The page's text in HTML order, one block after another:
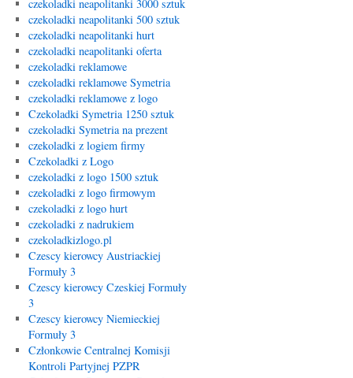
czekoladki neapolitanki 3000 sztuk
czekoladki neapolitanki 500 sztuk
czekoladki neapolitanki hurt
czekoladki neapolitanki oferta
czekoladki reklamowe
czekoladki reklamowe Symetria
czekoladki reklamowe z logo
Czekoladki Symetria 1250 sztuk
czekoladki Symetria na prezent
czekoladki z logiem firmy
Czekoladki z Logo
czekoladki z logo 1500 sztuk
czekoladki z logo firmowym
czekoladki z logo hurt
czekoladki z nadrukiem
czekoladkizlogo.pl
Czescy kierowcy Austriackiej
Formuły 3
Czescy kierowcy Czeskiej Formuły
3
Czescy kierowcy Niemieckiej
Formuły 3
Członkowie Centralnej Komisji
Kontroli Partyjnej PZPR